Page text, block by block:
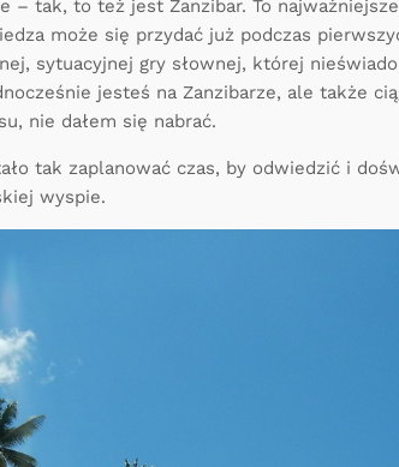
– tak, to też jest Zanzibar. To
może się przydać już podczas
sytuacyjnej gry słownej, której
jesteś na Zanzibarze, ale także
nie dałem się nabrać.
tak zaplanować czas, by odwiedzić i
wyspie.